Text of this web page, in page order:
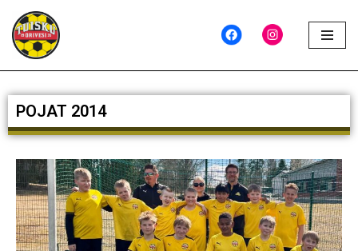
Siirry
suoraan
POJAT 2014